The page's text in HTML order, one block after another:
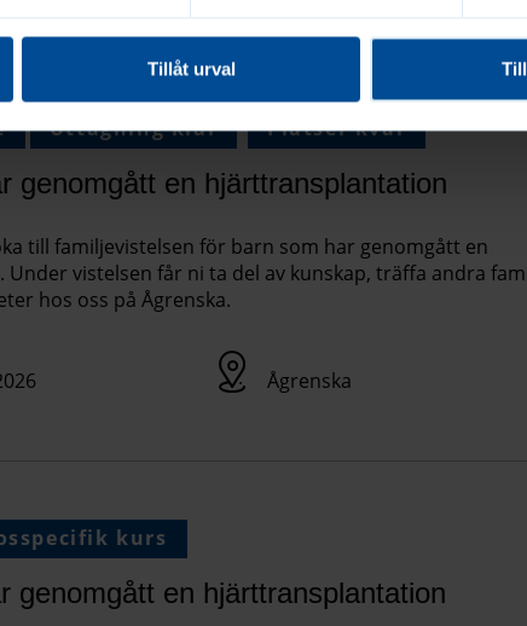
Tillåt urval
Uttagning klar Platser kvar
genomgått en hjärttransplantation
till familjevistelsen för barn som har genomgått en
vistelsen får ni ta del av kunskap, träffa andra
hos oss på Ågrenska.
Ågrenska
kurs
genomgått en hjärttransplantation